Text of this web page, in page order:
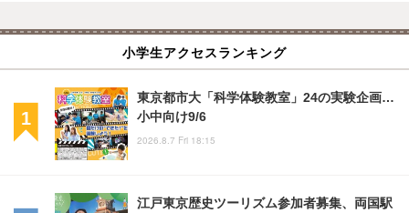
小学生アクセスランキング
東京都市大「科学体験教室」24の実験企画…
小中向け9/6
2026.8.7 Fri 18:15
江戸東京歴史ツーリズム参加者募集、両国駅